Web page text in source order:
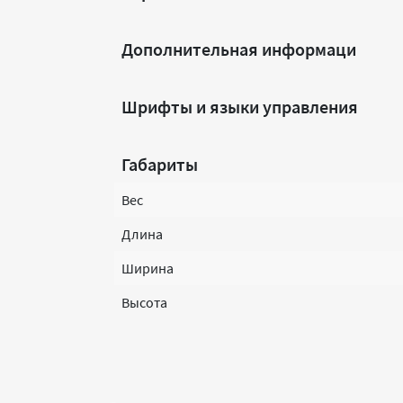
Дополнительная информаци
Шрифты и языки управления
Габариты
Вес
Длина
Ширина
Высота